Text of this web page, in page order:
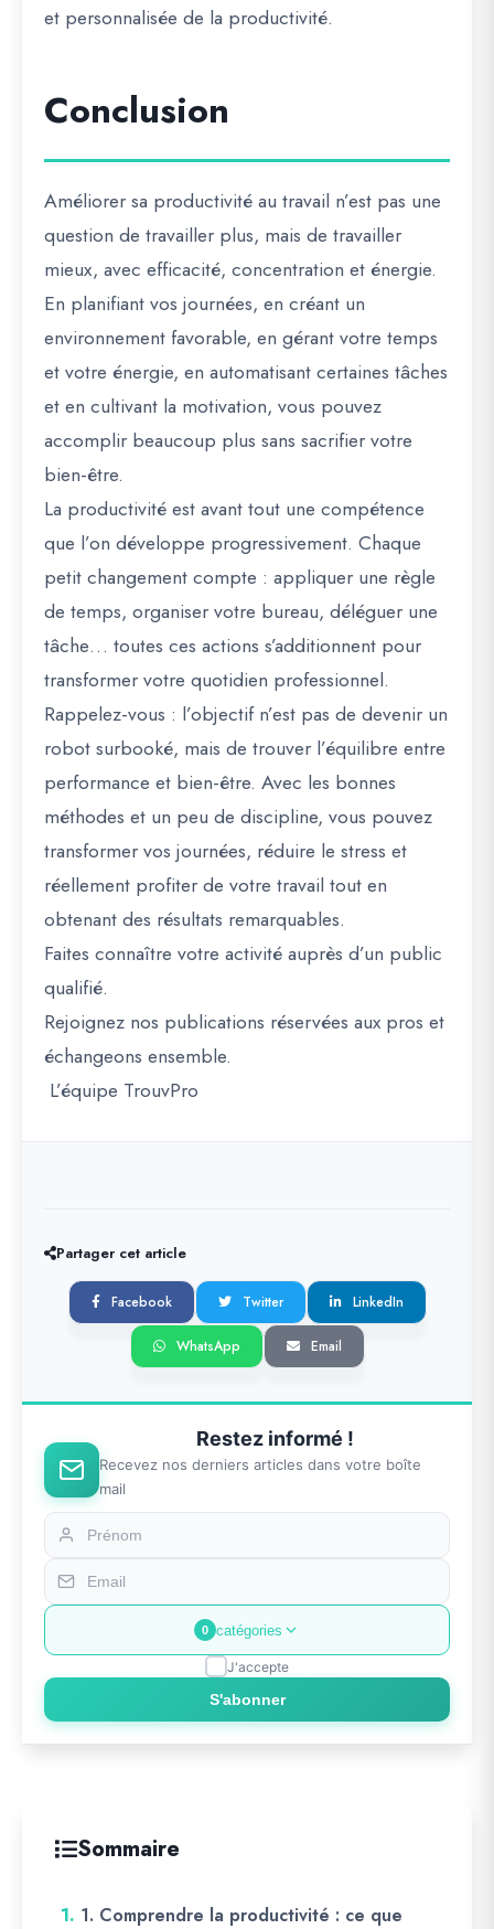
et personnalisée de la productivité.
Conclusion
Améliorer sa productivité au travail n’est pas une
question de travailler plus, mais de travailler
mieux, avec efficacité, concentration et énergie.
En planifiant vos journées, en créant un
environnement favorable, en gérant votre temps
et votre énergie, en automatisant certaines tâches
et en cultivant la motivation, vous pouvez
accomplir beaucoup plus sans sacrifier votre
bien-être.
La productivité est avant tout une compétence
que l’on développe progressivement. Chaque
petit changement compte : appliquer une règle
de temps, organiser votre bureau, déléguer une
tâche… toutes ces actions s’additionnent pour
transformer votre quotidien professionnel.
Rappelez-vous : l’objectif n’est pas de devenir un
robot surbooké, mais de trouver l’équilibre entre
performance et bien-être. Avec les bonnes
méthodes et un peu de discipline, vous pouvez
transformer vos journées, réduire le stress et
réellement profiter de votre travail tout en
obtenant des résultats remarquables.
Faites connaître votre activité auprès d’un public
qualifié.
Rejoignez nos publications réservées aux pros et
échangeons ensemble.
L’équipe TrouvPro
Partager cet article
Facebook Twitter LinkedIn
WhatsApp Email
Restez informé !
Recevez nos derniers articles dans votre boîte
mail
0 catégories
J'accepte
S'abonner
Sommaire
1. 1. Comprendre la productivité : ce que